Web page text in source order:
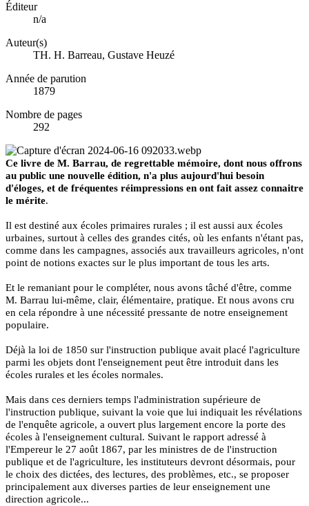
Éditeur
n/a
Auteur(s)
TH. H. Barreau, Gustave Heuzé
Année de parution
1879
Nombre de pages
292
Ce livre de M. Barrau, de regrettable mémoire, dont nous offrons
au public une nouvelle édition, n'a plus aujourd'hui besoin
d'éloges, et de fréquentes réimpressions en ont fait assez connaitre
le mérite.
Il est destiné aux écoles primaires rurales ; il est aussi aux écoles
urbaines, surtout à celles des grandes cités, où les enfants n'étant pas,
comme dans les campagnes, associés aux travailleurs agricoles, n'ont
point de notions exactes sur le plus important de tous les arts.
Et le remaniant pour le compléter, nous avons tâché d'être, comme
M. Barrau lui-même, clair, élémentaire, pratique. Et nous avons cru
en cela répondre à une nécessité pressante de notre enseignement
populaire.
Déjà la loi de 1850 sur l'instruction publique avait placé l'agriculture
parmi les objets dont l'enseignement peut être introduit dans les
écoles rurales et les écoles normales.
Mais dans ces derniers temps l'administration supérieure de
l'instruction publique, suivant la voie que lui indiquait les révélations
de l'enquête agricole, a ouvert plus largement encore la porte des
écoles à l'enseignement cultural. Suivant le rapport adressé à
l'Empereur le 27 août 1867, par les ministres de de l'instruction
publique et de l'agriculture, les instituteurs devront désormais, pour
le choix des dictées, des lectures, des problèmes, etc., se proposer
principalement aux diverses parties de leur enseignement une
direction agricole...